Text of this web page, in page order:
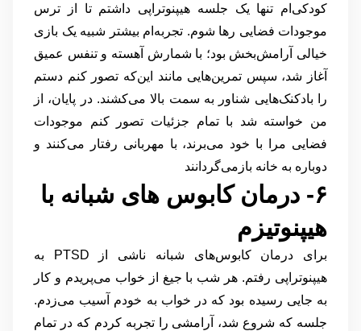
کودکی‌ام تنها یک جلسه هیپنوتراپی داشتم تا از ترس
موجودات فضایی رها شوم. تجربه‌ام بیشتر شبیه یک بازی
خیالی آرامش‌بخش بود؛ با شمارش آهسته و تنفس عمیق
آغاز شد، سپس تمرین‌هایی مانند این‌که تصور کنم دستم
را بادکنک‌هایی شناور به سمت بالا می‌کشند. در پایان، از
من خواسته شد با تمام جزئیات تصور کنم موجودات
فضایی مرا با خود می‌برند، با مهربانی رفتار می‌کنند و
دوباره به خانه بازمی‌گردانند
۶- درمان کابوس های شبانه با
هیپنوتیزم
برای درمان کابوس‌های شبانه ناشی از PTSD به
هیپنوتراپی رفتم. هر شب با جیغ از خواب می‌پریدم و کار
به جایی رسیده بود که در خواب به خودم آسیب می‌زدم.
جلسه که شروع شد، آرامشی را تجربه کردم که در تمام